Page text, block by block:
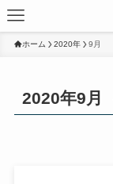
ホーム 2020年 9月
2020年9月